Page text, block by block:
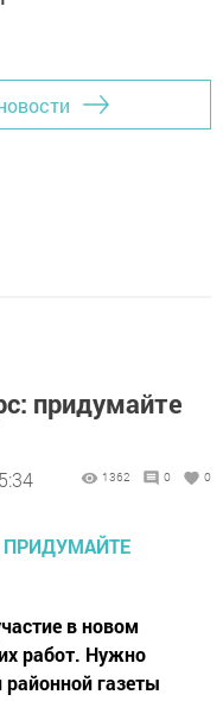
придумайте
1362 0 0
в новом
работ. Нужно
газеты